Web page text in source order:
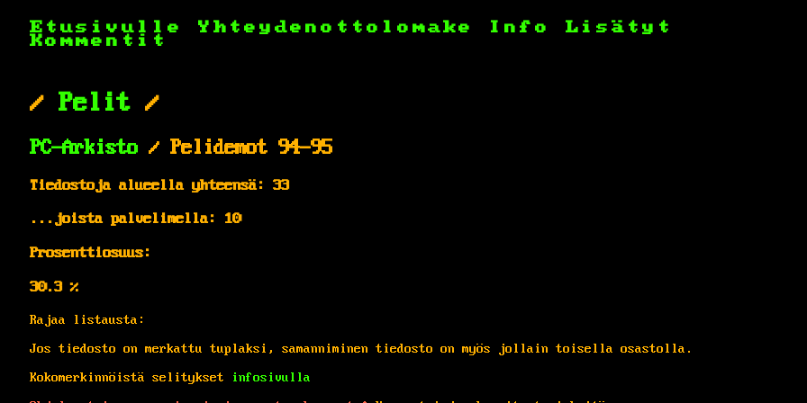
Etusivulle Yhteydenottolomake Info
Lisätyt
Kommentit
/ Pelit /
PC-Arkisto / Pelidemot 94-95
Tiedostoja alueella yhteensä: 33
...joista palvelimella: 10
Prosenttiosuus:
30.3 %
Rajaa listausta:
Jos tiedosto on merkattu tuplaksi, samanniminen tiedosto on myös jollain toisella osastolla.
Kokomerkinnöistä selitykset
infosivulla